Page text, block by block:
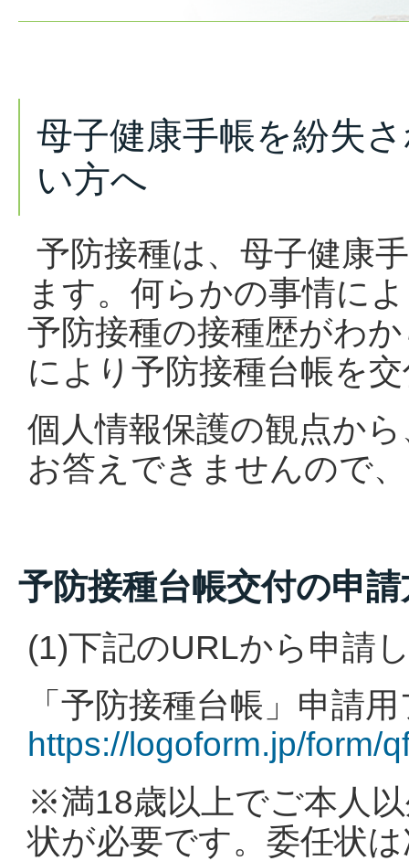
母子健康手帳を紛失
い方へ
予防接種は、母子健康
ます。何らかの事情に
予防接種の接種歴がわ
により予防接種台帳を
個人情報保護の観点か
お答えできませんので
予防接種台帳交付の申
(1)下記のURLから申請
「予防接種台帳」申請
https://logoform.jp/form/
※満18歳以上でご本人
状が必要です。委任状